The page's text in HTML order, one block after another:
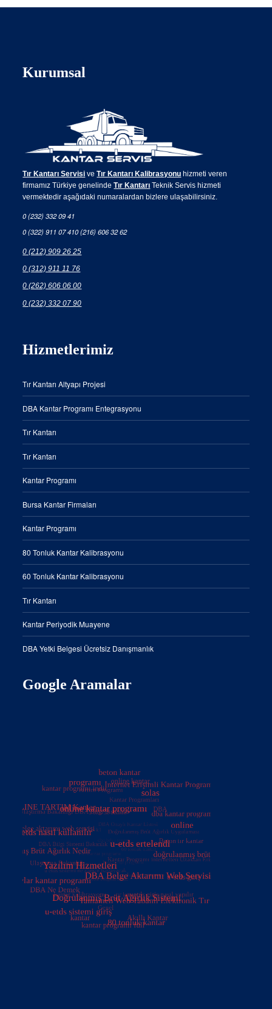
Kurumsal
Tır Kantarı Servisi veTır Kantarı Kalibrasyonu hizmeti veren
firmamız Türkiye genelindeTır Kantarı Teknik Servis hizmeti
vermektedir aşağıdaki numaralardan bizlere ulaşabilirsiniz.
0 (232) 332 09 41
0 (322) 911 07 410 (216) 606 32 62
0 (212) 909 26 25
0 (312) 911 11 76
0 (262) 606 06 00
0 (232) 332 07 90
Hizmetlerimiz
Tır Kantarı Altyapı Projesi
DBA Kantar Programı Entegrasyonu
Tır Kantarı
Tır Kantarı
Kantar Programı
Bursa Kantar Firmaları
Kantar Programı
80 Tonluk Kantar Kalibrasyonu
60 Tonluk Kantar Kalibrasyonu
Tır Kantarı
Kantar Periyodik Muayene
DBA Yetki Belgesi Ücretsiz Danışmanlık
Google Aramalar